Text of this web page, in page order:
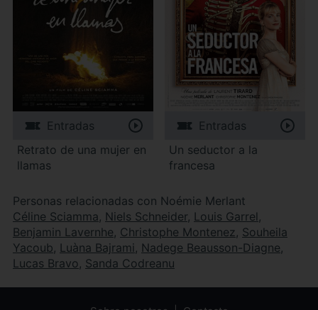
Entradas
Retrato de una mujer en
llamas
Entradas
Un seductor a la
francesa
Personas relacionadas con Noémie Merlant
Céline Sciamma, Niels Schneider, Louis Garrel ,
Benjamin Lavernhe, Christophe Montenez, Souheila
Yacoub, Luàna Bajrami, Nadege Beausson-Diagne,
Lucas Bravo, Sanda Codreanu